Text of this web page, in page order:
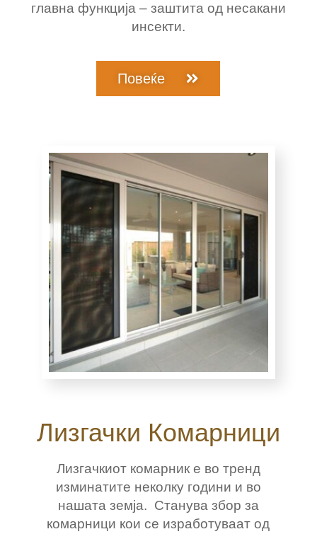
главна функција – заштита од несакани
инсекти.
Повеќе
Лизгачки Комарници
Лизгачкиот комарник е во тренд
изминатите неколку години и во
нашата земја. Станува збор за
комарници кои се изработуваат од